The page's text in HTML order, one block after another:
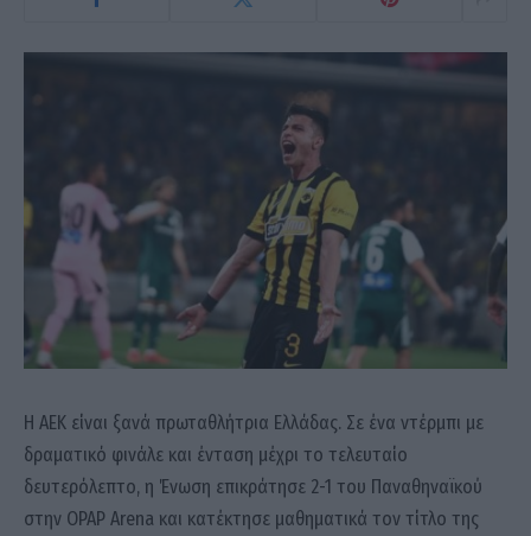
Η ΑΕΚ είναι ξανά πρωταθλήτρια Ελλάδας. Σε ένα ντέρμπι με
δραματικό φινάλε και ένταση μέχρι το τελευταίο
δευτερόλεπτο, η Ένωση επικράτησε 2-1 του Παναθηναϊκού
στην OPAP Arena και κατέκτησε μαθηματικά τον τίτλο της